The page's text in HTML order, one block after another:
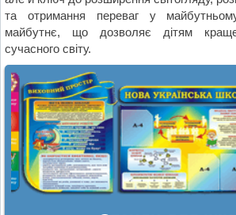
та отримання переваг у
майбутнє, що дозволяє дітям
сучасного світу.